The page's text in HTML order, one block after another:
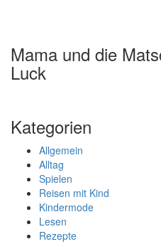
Mama und die
Luck
Kategorien
Allgemein
Alltag
Spielen
Reisen mit Kind
Kindermode
Lesen
Rezepte